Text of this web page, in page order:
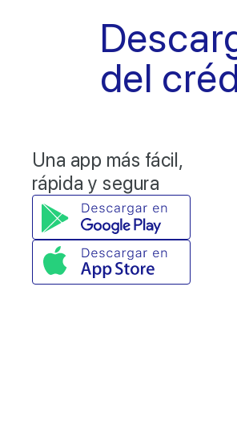
del
Una app más fácil,
rápida y segura